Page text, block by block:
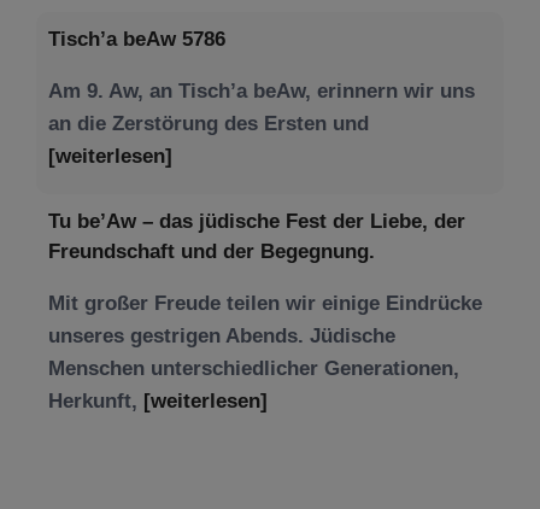
Tisch’a beAw 5786
Am 9. Aw, an Tisch’a beAw, erinnern wir uns
an die Zerstörung des Ersten und
[weiterlesen]
Tu be’Aw – das jüdische Fest der Liebe, der
Freundschaft und der Begegnung.
Mit großer Freude teilen wir einige Eindrücke
unseres gestrigen Abends. Jüdische
Menschen unterschiedlicher Generationen,
Herkunft, [weiterlesen]